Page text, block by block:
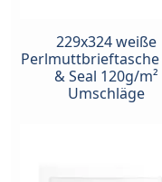
229x324 weiße
Perlmuttbrieftasche
& Seal 120g/m²
Umschläge